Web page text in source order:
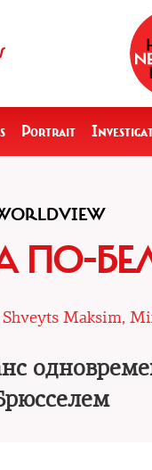
Portrait
ПО-
Shveyts Maksim,